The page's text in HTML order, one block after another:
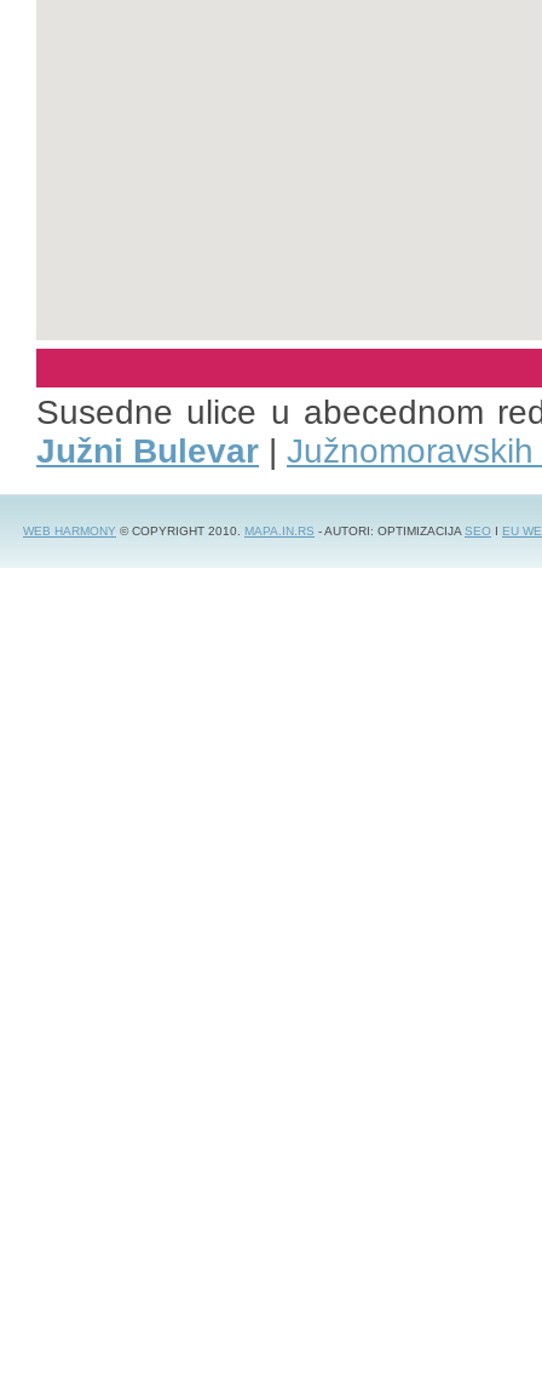
Susedne ulice u abecednom
Južni Bulevar |
WEB HARMONY © COPYRIGHT 2010. MAPA.IN.RS - AUTORI: OPTIMIZACIJASEO I EU